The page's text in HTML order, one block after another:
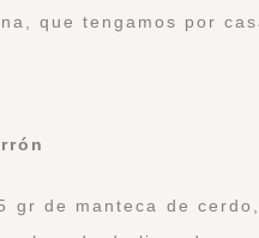
que tengamos por
gr de manteca de